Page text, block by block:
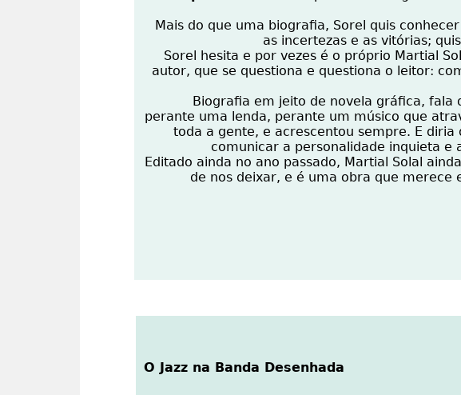
Mais do que uma biografia, Sorel quis
as incertezas e as vitórias;
Sorel hesita e por vezes é o próprio Martial
autor, que se questiona e questiona o leitor:
Biografia em jeito de novela gráfica, fala
perante uma lenda, perante um músico que
toda a gente, e acrescentou sempre. E
comunicar a personalidade inquieta e
Editado ainda no ano passado, Martial Solal
de nos deixar, e é uma obra que merece
O Jazz na Banda Desenhada